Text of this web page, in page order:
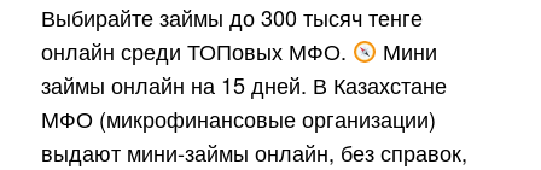
Выбирайте займы до 300 тысяч тенге
онлайн среди ТОПовых МФО.
Мини
займы онлайн на 15 дней. В Казахстане
МФО (микрофинансовые организации)
выдают мини-займы онлайн, без справок,